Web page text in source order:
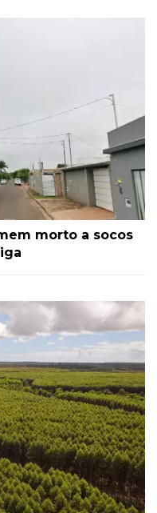
morto a socos